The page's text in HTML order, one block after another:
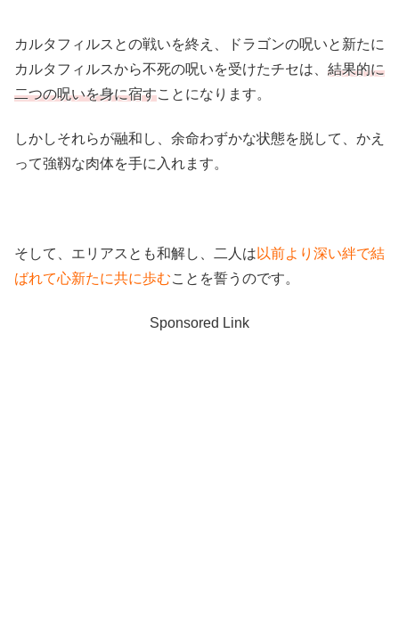
カルタフィルスとの戦いを終え、ドラゴンの呪いと新たに
カルタフィルスから不死の呪いを受けたチセは、 結果的に
二つの呪いを身に宿すことになります。
しかしそれらが融和し、余命わずかな状態を脱して、かえ
って強靱な肉体を手に入れます。
そして、エリアスとも和解し、二人は 以前より深い絆で結
ばれて心新たに共に歩むことを誓うのです。
Sponsored Link